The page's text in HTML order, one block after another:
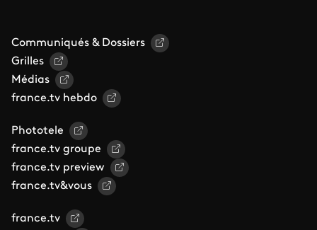
Communiqués & Dossiers
Grilles
Médias
france.tv hebdo
Phototele
france.tv groupe
france.tv preview
france.tv&vous
france.tv